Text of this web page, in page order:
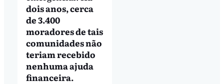
dois anos, cerca
de 3.400
moradores de tais
comunidades não
teriam recebido
nenhuma ajuda
financeira.